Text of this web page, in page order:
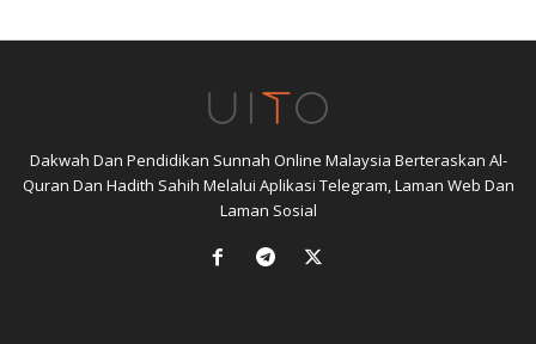
Dakwah Dan Pendidikan Sunnah Online Malaysia Berteraskan Al-
Quran Dan Hadith Sahih Melalui Aplikasi Telegram, Laman Web Dan
Laman Sosial